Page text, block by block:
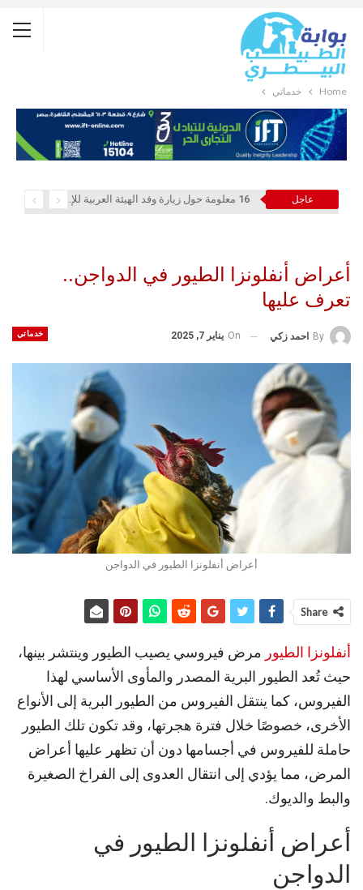
Home خدماتي
عاجل 16 معلومة حول زيارة وفد الهيئة العربية للإستثمار والإنماء الزراعي إلي السعودية
أعراض أنفلونزا الطيور في الدواجن..
تعرف عليها
خدماتي By احمد زكي On يناير 7, 2025
أعراض أنفلونزا الطيور في الدواجن
Share
أنفلونزا الطيور مرض فيروسي يصيب الطيور وينتشر بينها،
حيث تُعد الطيور البرية المصدر والمأوى الأساسي لهذا
الفيروس، كما ينتقل الفيروس من الطيور البرية إلى الأنواع
الأخرى، خصوصًا خلال فترة هجرتها، وقد تكون تلك الطيور
حاملة للفيروس في أجسامها دون أن تظهر عليها أعراض
المرض، مما يؤدي إلى انتقال العدوى إلى الفراخ الصغيرة
والبط والديوك.
أعراض أنفلونزا الطيور في
الدواجن